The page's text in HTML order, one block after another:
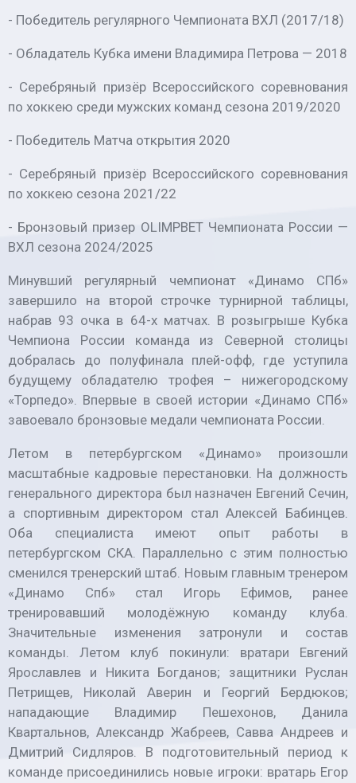
- Победитель регулярного Чемпионата ВХЛ (2017/18)
- Обладатель Кубка имени Владимира Петрова — 2018
- Серебряный призёр Всероссийского соревнования
по хоккею среди мужских команд сезона 2019/2020
- Победитель Матча открытия 2020
- Серебряный призёр Всероссийского соревнования
по хоккею сезона 2021/22
- Бронзовый призер OLIMPBET Чемпионата России —
ВХЛ сезона 2024/2025
Минувший регулярный чемпионат «Динамо СПб»
завершило на второй строчке турнирной таблицы,
набрав 93 очка в 64-х матчах. В розыгрыше Кубка
Чемпиона России команда из Северной столицы
добралась до полуфинала плей-офф, где уступила
будущему обладателю трофея – нижегородскому
«Торпедо». Впервые в своей истории «Динамо СПб»
завоевало бронзовые медали чемпионата России.
Летом в петербургском «Динамо» произошли
масштабные кадровые перестановки. На должность
генерального директора был назначен Евгений Сечин,
а спортивным директором стал Алексей Бабинцев.
Оба специалиста имеют опыт работы в
петербургском СКА. Параллельно с этим полностью
сменился тренерский штаб. Новым главным тренером
«Динамо Спб» стал Игорь Ефимов, ранее
тренировавший молодёжную команду клуба.
Значительные изменения затронули и состав
команды. Летом клуб покинули: вратари Евгений
Ярославлев и Никита Богданов; защитники Руслан
Петрищев, Николай Аверин и Георгий Бердюков;
нападающие Владимир Пешехонов, Данила
Квартальнов, Александр Жабреев, Савва Андреев и
Дмитрий Сидляров. В подготовительный период к
команде присоединились новые игроки: вратарь Егор